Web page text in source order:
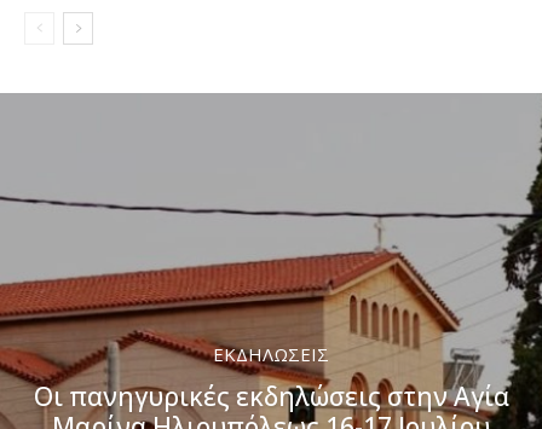
ΕΚΔΗΛΏΣΕΙΣ
Οι πανηγυρικές εκδηλώσεις στην Αγία